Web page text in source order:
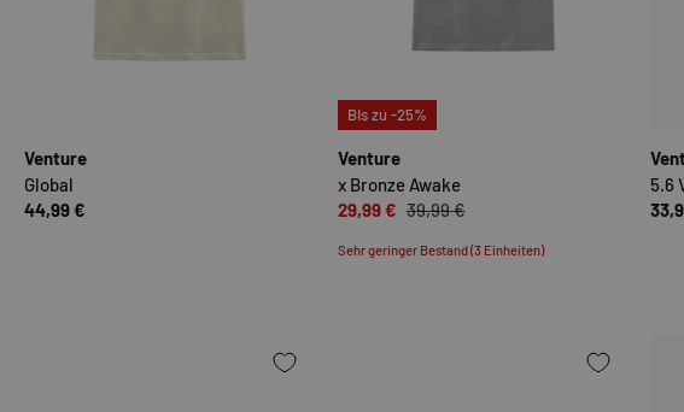
Venture
Global
44,99 €
OPTIONEN AUSWÄHLEN
Bis zu -25%
Venture
x Bronze Awake
29,99 € 39,99 €
Sehr geringer Bestand (3 Einheiten)
5.6